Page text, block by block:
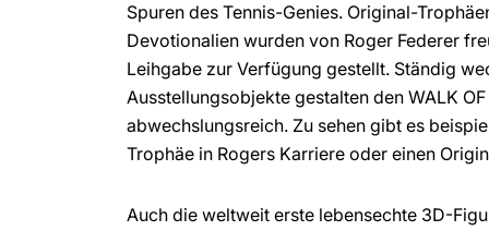
Spuren des Tennis-Genies. Original-
Devotionalien wurden von Roger Federer
Leihgabe zur Verfügung gestellt. Ständig
Ausstellungsobjekte gestalten den WALK
abwechslungsreich. Zu sehen gibt es
Trophäe in Rogers Karriere oder einen
Auch die weltweit erste lebensechte 3D-